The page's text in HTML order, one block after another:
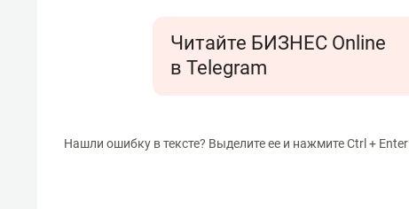
Читайте БИЗНЕС Online
в Telegram
Нашли ошибку в тексте? Выделите ее и нажмите Ctrl + Enter